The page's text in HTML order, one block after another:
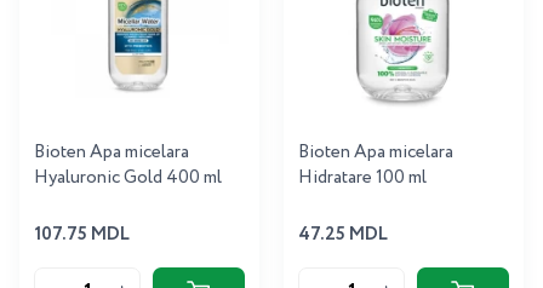
Bioten Apa micelara
Hyaluronic Gold 400 ml
107.75 MDL
Bioten Apa micelara
Hidratare 100 ml
47.25 MDL